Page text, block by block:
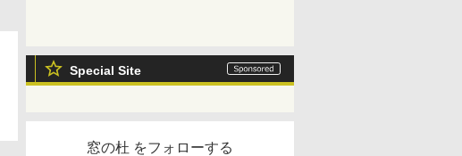
Special Site
窓の杜 をフォローする